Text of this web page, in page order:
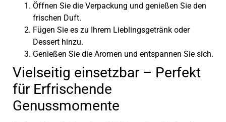
Öffnen Sie die Verpackung und genießen Sie den
frischen Duft.
Fügen Sie es zu Ihrem Lieblingsgetränk oder
Dessert hinzu.
Genießen Sie die Aromen und entspannen Sie sich.
Vielseitig einsetzbar – Perfekt
für Erfrischende
Genussmomente